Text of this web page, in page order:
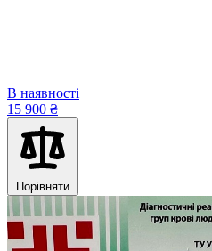
В наявності
15 900 ₴
Порівняти